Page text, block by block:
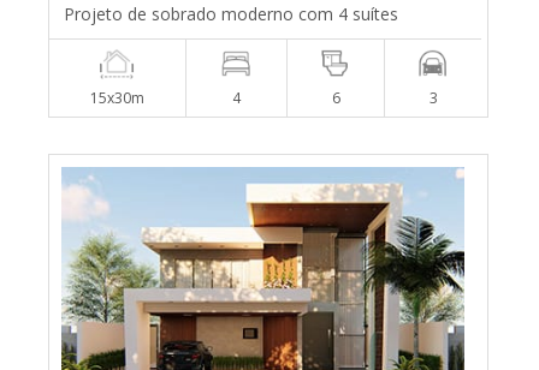
Projeto de sobrado moderno com 4 suítes
15x30m 4 6 3